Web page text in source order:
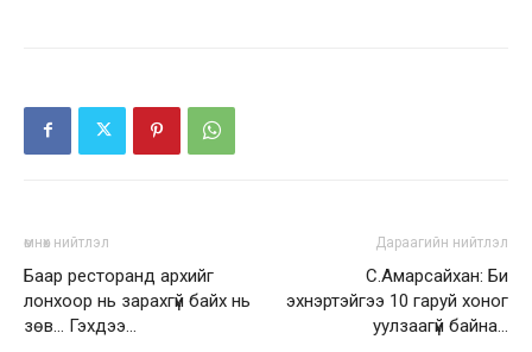
өмнөх нийтлэл
Баар ресторанд архийг
лонхоор нь зарахгүй байх нь
зөв… Гэхдээ…
Дараагийн нийтлэл
С.Амарсайхан: Би
эхнэртэйгээ 10 гаруй хоног
уулзаагүй байна…